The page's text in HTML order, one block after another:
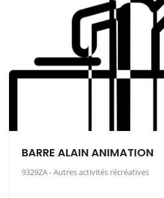
BARRE ALAIN ANIMATION
9329ZA - Autres activités récréatives